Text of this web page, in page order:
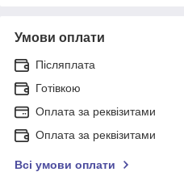
Умови оплати
Післяплата
Готівкою
Оплата за реквізитами
Оплата за реквізитами
Всі умови оплати